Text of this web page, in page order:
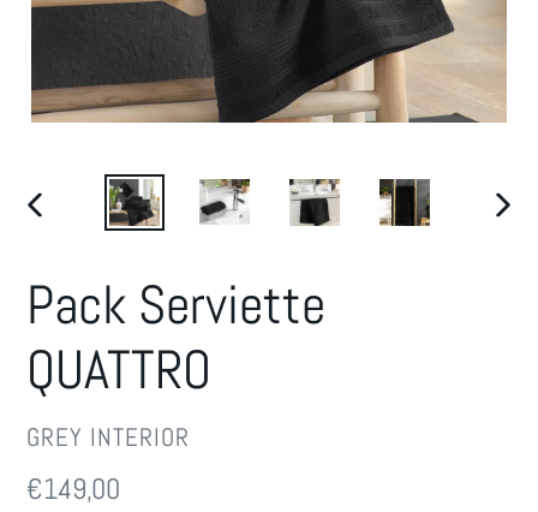
DIAPOSITIVE
Pack Serviette
QUATTRO
DISTRIBUTEUR
GREY INTERIOR
Prix
€149,00